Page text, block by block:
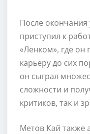
После
приступил к
«Ленком», где он
карьеру до сих
он сыграл
сложности и
критиков, так и
Метов Кай также